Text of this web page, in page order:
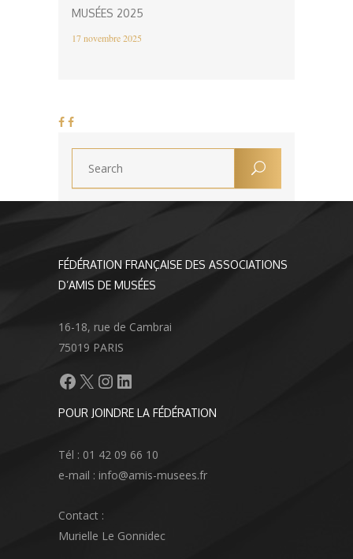
MUSÉES 2025
17 novembre 2025
FÉDÉRATION FRANÇAISE DES ASSOCIATIONS
D’AMIS DE MUSÉES
16-18, rue de Cambrai
75019 PARIS
Facebook
X Instagram
LinkedIn
POUR JOINDRE LA FÉDÉRATION
Tél : 01 42 09 66 10
e-mail : info@amis-musees.fr
Contact :
Murielle Le Gonnidec